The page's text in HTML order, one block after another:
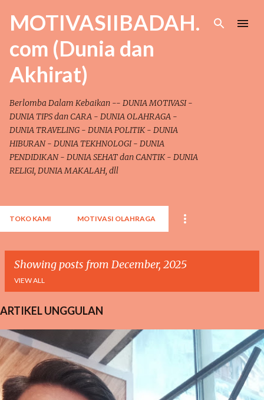
Skip to main content
MOTIVASIIBADAH.
com (Dunia dan
Akhirat)
Berlomba Dalam Kebaikan -- DUNIA MOTIVASI -
DUNIA TIPS dan CARA - DUNIA OLAHRAGA -
DUNIA TRAVELING - DUNIA POLITIK - DUNIA
HIBURAN - DUNIA TEKHNOLOGI - DUNIA
PENDIDIKAN - DUNIA SEHAT dan CANTIK - DUNIA
RELIGI, DUNIA MAKALAH, dll
TOKO KAMI MOTIVASI OLAHRAGA
Showing posts from December, 2025
VIEW ALL
o
s
t
s
ARTIKEL UNGGULAN